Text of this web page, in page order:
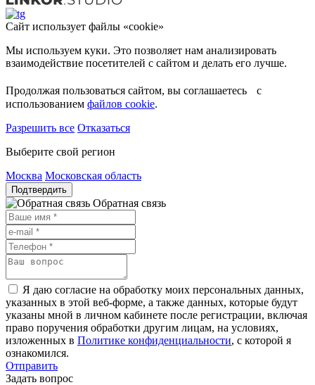
Сайт использует файлы «cookie»
Мы используем куки. Это позволяет нам анализировать
взаимодействие посетителей с сайтом и делать его лучше.
Продолжая пользоваться сайтом, вы соглашаетесь с
использованием файлов cookie.
Разрешить все Отказаться
Выберите свой регион
Москва Московская область
Подтвердить
Обратная связь
Я даю согласие на обработку моих персональных данных,
указанных в этой веб-форме, а также данных, которые будут
указаны мной в личном кабинете после регистрации, включая
право поручения обработки другим лицам, на условиях,
изложенных в Политике конфиденциальности, с которой я
ознакомился.
Отправить
Задать вопрос